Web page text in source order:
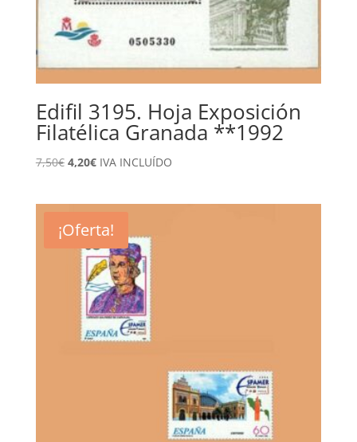
Edifil 3195. Hoja Exposición
Filatélica Granada **1992
7,50€ El
7,50€.
4,20€El
4,20€.
IVA INCLUÍDO
¡Oferta!